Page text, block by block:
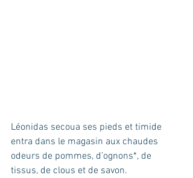
Léonidas secoua ses pieds et timide
entra dans le magasin aux chaudes
odeurs de pommes, d’ognons*, de
tissus, de clous et de savon.